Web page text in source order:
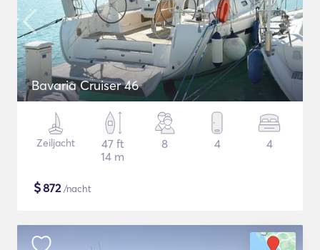
Bavaria Cruiser 46
Zeiljacht
47 ft
14 m
8 4 4
$872/nacht